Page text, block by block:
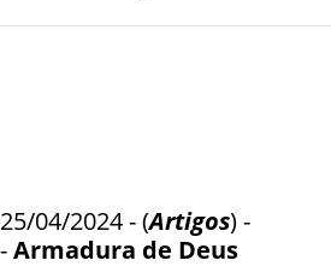
25/04/2024 - (Artigos) -
-Armadura de Deus